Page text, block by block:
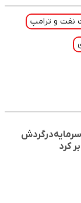
نفت و ترامپ
سرمایه‌درگردش
کرد